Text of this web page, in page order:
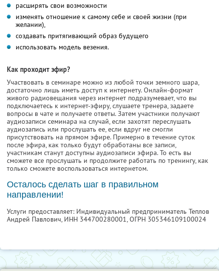
расширять свои возможности
изменять отношение к самому себе и своей жизни (при
желании),
создавать притягивающий образ будущего
использовать модель везения.
Как проходит эфир?
Участвовать в семинаре можно из любой точки земного шара,
достаточно лишь иметь доступ к интернету. Онлайн-формат
живого радиовещания через интернет подразумевает, что вы
подключаетесь к интернет-эфиру, слушаете тренера, задаете
вопросы в чате и получаете ответы. Затем участники получают
аудиозаписи семинара на случай, если захотят переслушать
аудиозапись или прослушать ее, если вдруг не смогли
присутствовать на прямом эфире. Примерно в течение суток
после эфира, как только будут обработаны все записи,
участникам станут доступны аудиозаписи эфира. То есть вы
сможете все прослушать и продолжите работать по тренингу, как
только сможете воспользоваться интернетом.
Осталось сделать шаг в правильном
направлении!
Услуги предоставляет: Индивидуальный предприниматель Теплов
Андрей Павлович, ИНН 344700280001, ОГРН 305346109100024